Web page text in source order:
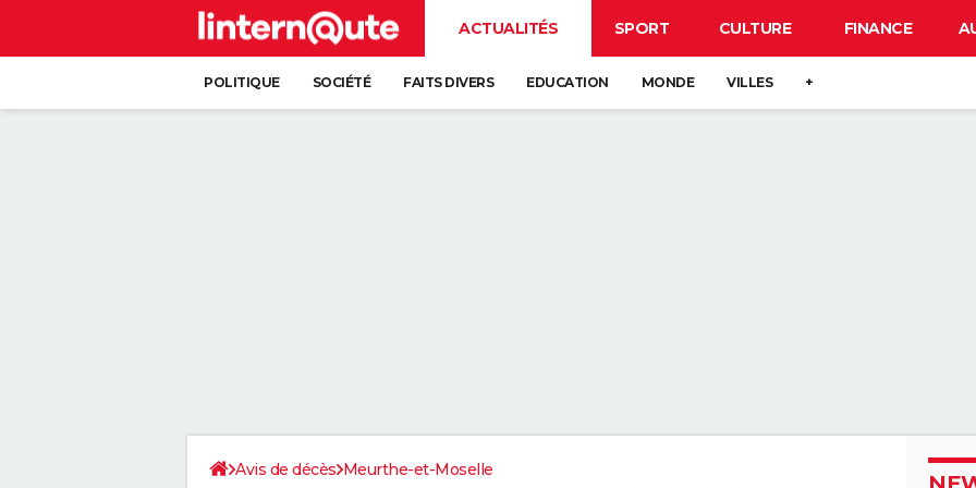
ACTUALITÉS SPORT CULTURE FINANCE
POLITIQUE SOCIÉTÉ FAITS DIVERS EDUCATION MONDE VILLES +
Avis de décès Meurthe-et-Moselle